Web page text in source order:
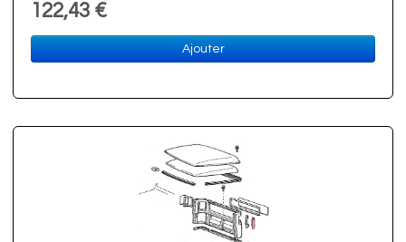
122,43 €
Ajouter